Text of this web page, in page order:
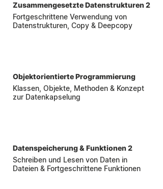
Zusammengesetzte Datenstrukturen 2
Fortgeschrittene Verwendung von
Datenstrukturen, Copy & Deepcopy
Objektorientierte Programmierung
Klassen, Objekte, Methoden & Konzept
zur Datenkapselung
Datenspeicherung & Funktionen 2
Schreiben und Lesen von Daten in
Dateien & Fortgeschrittene Funktionen